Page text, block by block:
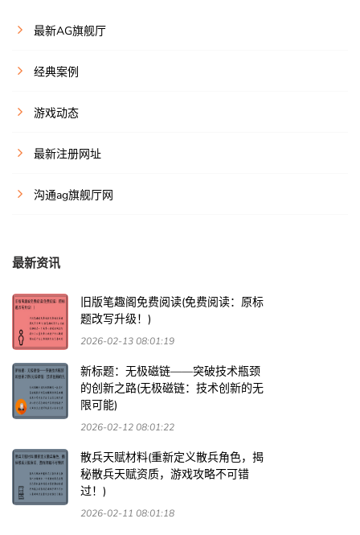
最新AG旗舰厅
经典案例
游戏动态
最新注册网址
沟通ag旗舰厅网
最新资讯
旧版笔趣阁免费阅读(免费阅读：原标
题改写升级！)
2026-02-13 08:01:19
新标题：无极磁链——突破技术瓶颈
的创新之路(无极磁链：技术创新的无
限可能)
2026-02-12 08:01:22
散兵天赋材料(重新定义散兵角色，揭
秘散兵天赋资质，游戏攻略不可错
过！)
2026-02-11 08:01:18